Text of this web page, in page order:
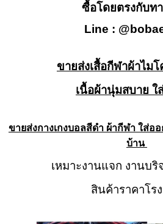
ซื้อโดยตรงกับท
Line :
ขายส่งเสื้อกีฬาผ้าไมโ
เนื้อผ้านุ่มสบาย ใ
ขายส่งกางเกงบอลสีดำ ผ้ากีฬา ใส่อ
บ้าน
เหมาะงานแจก งานบริ
สินค้าราคาโร